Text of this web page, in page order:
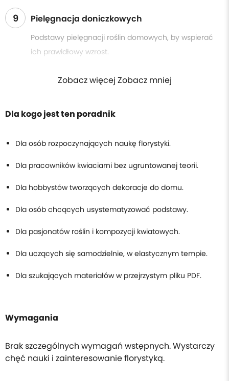
9 Pielęgnacja doniczkowych
Podstawy pielęgnacji roślin domowych, by wspierać
ich prawidłowy wzrost.
Zobacz więcej Zobacz mniej
Dla kogo jest ten poradnik
Dla osób rozpoczynających naukę florystyki.
Dla pracowników kwiaciarni bez ugruntowanej teorii.
Dla hobbystów tworzących dekoracje do domu.
Dla osób chcących usystematyzować podstawy.
Dla pasjonatów roślin i kompozycji kwiatowych.
Dla uczących się samodzielnie, w elastycznym tempie.
Dla szukających materiałów w przejrzystym pliku PDF.
Wymagania
Brak szczególnych wymagań wstępnych. Wystarczy
chęć nauki i zainteresowanie florystyką.